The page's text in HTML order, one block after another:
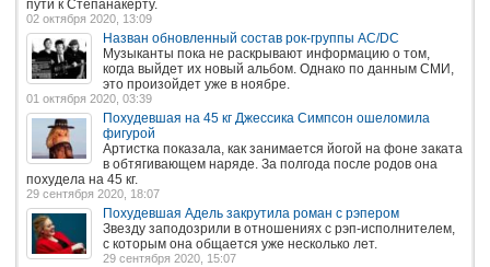
пути к Степанакерту.
02 октября 2020, 13:09
Назван обновленный состав рок-группы AC/DC
Музыканты пока не раскрывают информацию о том,
когда выйдет их новый альбом. Однако по данным СМИ,
это произойдет уже в ноябре.
01 октября 2020, 03:39
Похудевшая на 45 кг Джессика Симпсон ошеломила
фигурой
Артистка показала, как занимается йогой на фоне заката
в обтягивающем наряде. За полгода после родов она
похудела на 45 кг.
29 сентября 2020, 18:07
Похудевшая Адель закрутила роман с рэпером
Звезду заподозрили в отношениях с рэп-исполнителем,
с которым она общается уже несколько лет.
29 сентября 2020, 15:07